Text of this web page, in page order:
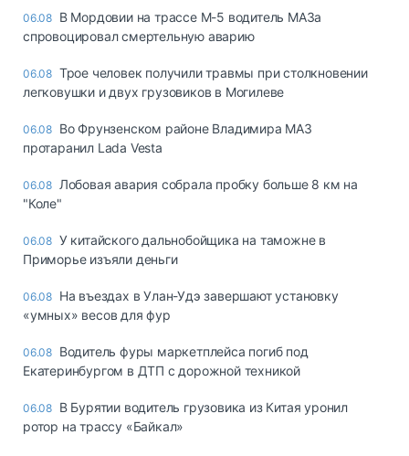
06.08 В Мордовии на трассе М-5 водитель МАЗа
спровоцировал смертельную аварию
06.08 Трое человек получили травмы при столкновении
легковушки и двух грузовиков в Могилеве
06.08 Во Фрунзенском районе Владимира МАЗ
протаранил Lada Vesta
06.08 Лобовая авария собрала пробку больше 8 км на
"Коле"
06.08 У китайского дальнобойщика на таможне в
Приморье изъяли деньги
06.08 Ha въeздax в Улaн-Удэ зaвepшaют ycтaнoвкy
«yмныx» вecoв для фyp
06.08 Водитель фуры маркетплейса погиб под
Екатеринбургом в ДТП с дорожной техникой
06.08 В Бурятии водитель грузовика из Китая уронил
ротор на трассу «Байкал»